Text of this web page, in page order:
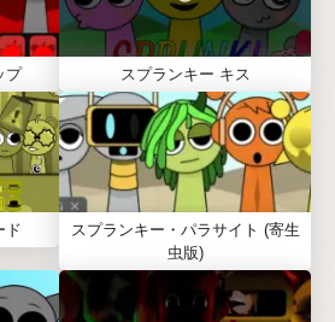
します。
ックスを完成させたら、保存し
ニティと共有しましょう！
ク2.0（Sprunki Retake 2.0）を
ント:
見するために、サウンドを自由
マッチしてください。
アルとサウンドライブラリを活
クターを効果的に調整してくださ
プ スプランキー キス
ド
スプランキー・パラサイト (寄生
虫版)